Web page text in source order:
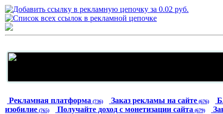
Рекламная платформа (736) Заказ рекламы на сайте (676)
изобилие (765) Получайте доход с монетизации сайта (679)